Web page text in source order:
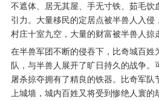
不遮体、居无其屋、手无寸铁、茹毛饮
引力。大量移民的定居点被半兽人入侵
村庄十室九空，大量的财富被半兽人掠
在半兽军团不断的侵吞下，比奇城百姓
队，与半兽人展开了旷日持久的战争。
屠杀掠夺拥有了精良的铁器。比奇军队
上城墙，城内百姓又将受到惨绝人寰的